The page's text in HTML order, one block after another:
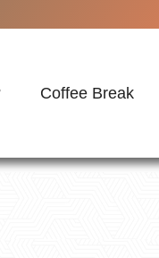
Coffee Break